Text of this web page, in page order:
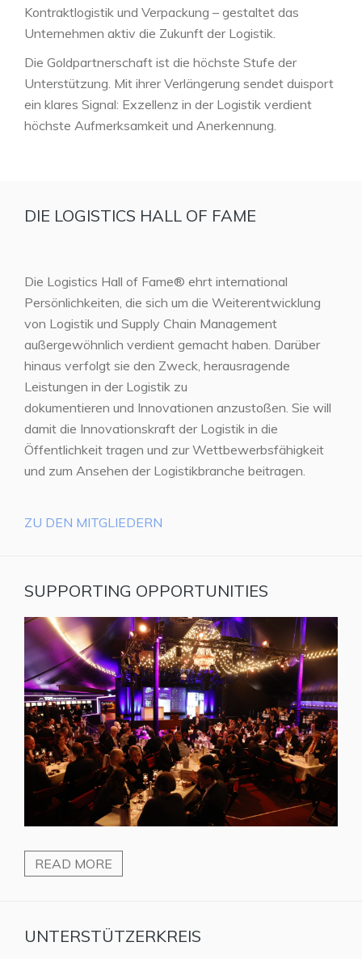
Kontraktlogistik und Verpackung – gestaltet das
Unternehmen aktiv die Zukunft der Logistik.
Die Goldpartnerschaft ist die höchste Stufe der
Unterstützung. Mit ihrer Verlängerung sendet duisport
ein klares Signal: Exzellenz in der Logistik verdient
höchste Aufmerksamkeit und Anerkennung.
DIE LOGISTICS HALL OF FAME
Die Logistics Hall of Fame® ehrt international
Persönlichkeiten, die sich um die Weiterentwicklung
von Logistik und Supply Chain Management
außergewöhnlich verdient gemacht haben. Darüber
hinaus verfolgt sie den Zweck, herausragende
Leistungen in der Logistik zu
dokumentieren und Innovationen anzustoßen. Sie will
damit die Innovationskraft der Logistik in die
Öffentlichkeit tragen und zur Wettbewerbsfähigkeit
und zum Ansehen der Logistikbranche beitragen.
ZU DEN MITGLIEDERN
SUPPORTING OPPORTUNITIES
READ MORE
UNTERSTÜTZERKREIS